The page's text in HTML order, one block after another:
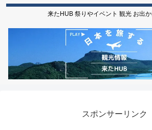
来たHUB 祭りやイベント 観光 お出
スポンサーリンク